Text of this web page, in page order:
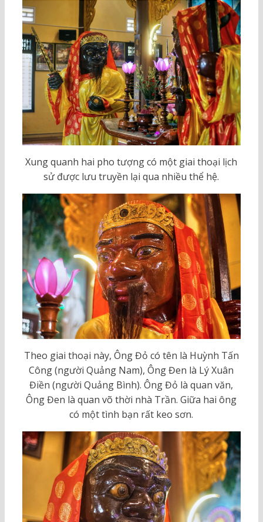
Xung quanh hai pho tượng có một giai thoại lịch
sử được lưu truyền lại qua nhiều thể hệ.
Theo giai thoại này, Ông Đỏ có tên là Huỳnh Tấn
Công (người Quảng Nam), Ông Đen là Lý Xuân
Điền (người Quảng Bình). Ông Đỏ là quan văn,
Ông Đen là quan võ thời nhà Trần. Giữa hai ông
có một tình bạn rất keo sơn.